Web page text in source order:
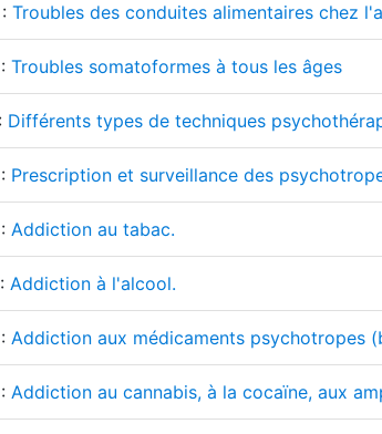
Troubles des conduites alimentaires chez
Troubles somatoformes à tous les âges
Différents types de techniques
Prescription et surveillance des
Addiction au tabac.
Addiction à l'alcool.
Addiction aux médicaments psychotropes
Addiction au cannabis, à la cocaïne, aux